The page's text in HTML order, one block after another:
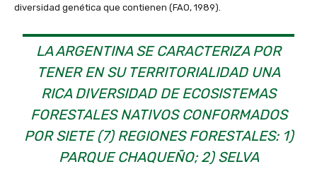
diversidad genética que contienen (FAO, 1989).
LA ARGENTINA SE CARACTERIZA POR
TENER EN SU TERRITORIALIDAD UNA
RICA DIVERSIDAD DE ECOSISTEMAS
FORESTALES NATIVOS CONFORMADOS
POR SIETE (7) REGIONES FORESTALES: 1)
PARQUE CHAQUEÑO; 2) SELVA